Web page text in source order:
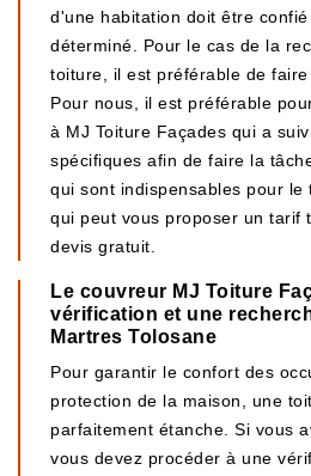
d'une habitation doit être
déterminé. Pour le cas de la
toiture, il est préférable de faire
Pour nous, il est préférable
à MJ Toiture Façades qui a
spécifiques afin de faire la
qui sont indispensables pour le
qui peut vous proposer un tarif
devis gratuit.
Le couvreur MJ Toiture
vérification et une
Martres Tolosane
Pour garantir le confort des
protection de la maison, une
parfaitement étanche. Si vous
vous devez procéder à une